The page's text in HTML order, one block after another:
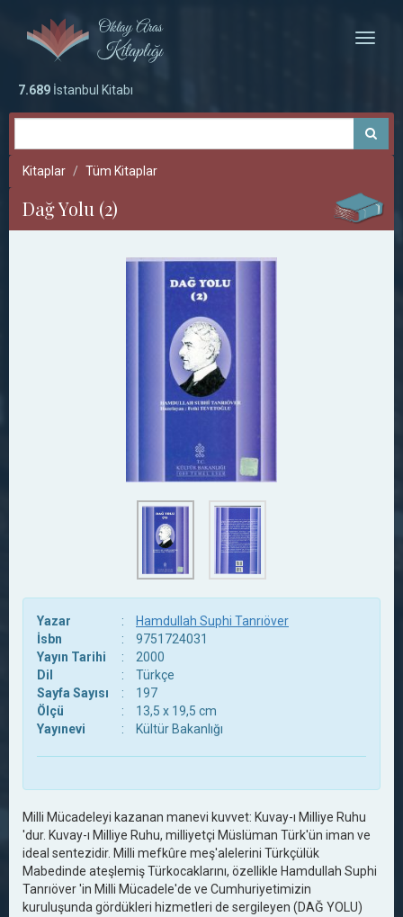
Toggle
7.689 İstanbul Kitabı
Kitaplar Tüm Kitaplar
Dağ Yolu (2)
Yazar :
Hamdullah Suphi Tanrıöver
İsbn
:
9751724031
Yayın Tarihi
:
2000
Dil
:
Türkçe
Sayfa Sayısı
:
197
Ölçü
:
13,5 x 19,5 cm
Yayınevi
: Kültür Bakanlığı
Milli Mücadeleyi kazanan manevi kuvvet: Kuvay-ı Milliye Ruhu
'dur. Kuvay-ı Milliye Ruhu, milliyetçi Müslüman Türk'ün iman ve
ideal sentezidir. Milli mefkûre meş'alelerini Türkçülük
Mabedinde ateşlemiş Türkocaklarını, özellikle Hamdullah Suphi
Tanrıöver 'in Milli Mücadele'de ve Cumhuriyetimizin
kuruluşunda gördükleri hizmetleri de sergileyen (DAĞ YOLU)